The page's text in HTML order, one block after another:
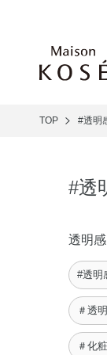
TOP #透明
#透
透明
#透明
＃透
＃化